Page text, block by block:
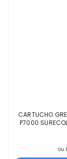
CARTUCHO
P7000
ou